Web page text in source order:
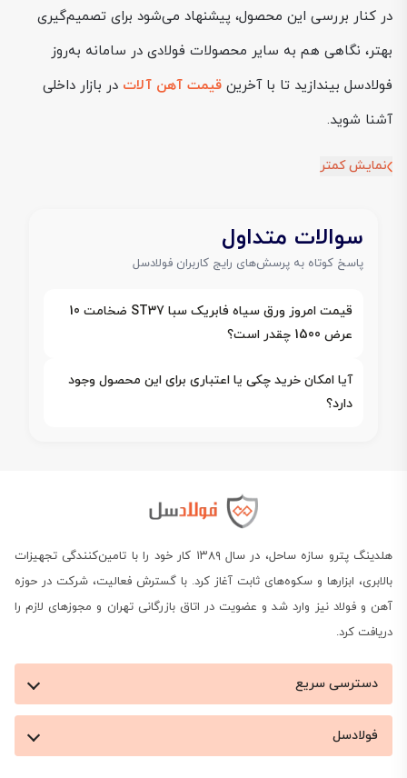
در کنار بررسی این محصول، پیشنهاد می‌شود برای تصمیم‌گیری
بهتر، نگاهی هم به سایر محصولات فولادی در سامانه به‌روز
فولادسل بیندازید تا با آخرین قیمت آهن آلات در بازار داخلی
آشنا شوید.
نمایش کمتر
سوالات متداول
پاسخ کوتاه به پرسش‌های رایج کاربران فولادسل
قیمت امروز ورق سیاه فابریک سبا ST37 ضخامت 10
عرض 1500 چقدر است؟
آیا امکان خرید چکی یا اعتباری برای این محصول وجود
دارد؟
هلدینگ پترو سازه ساحل، در سال ۱۳۸۹ کار خود را با تامین‌کنندگی تجهیزات
بالابری، ابزارها و سکوه‌های ثابت آغاز کرد. با گسترش فعالیت، شرکت در حوزه
آهن و فولاد نیز وارد شد و عضویت در اتاق بازرگانی تهران و مجوزهای لازم را
دریافت کرد.
دسترسی سریع
فولادسل